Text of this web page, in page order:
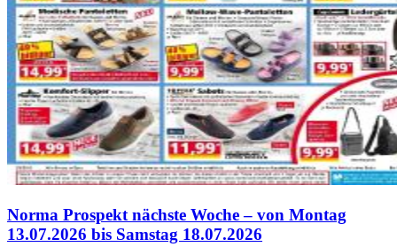
Norma Prospekt nächste Woche – von Montag
13.07.2026 bis Samstag 18.07.2026